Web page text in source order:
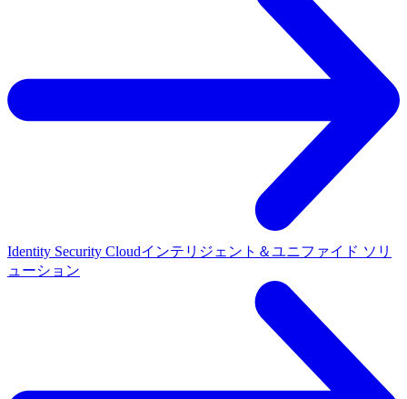
Identity Security Cloudインテリジェント＆ユニファイド ソリ
ューション